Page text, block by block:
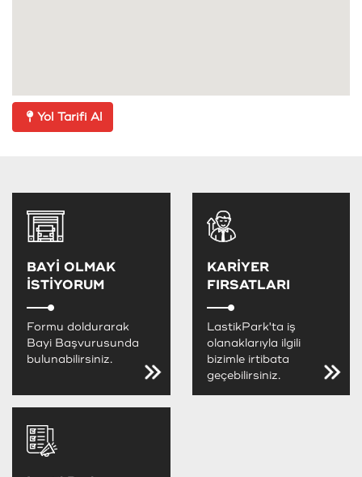
Yol Tarifi Al
BAYİ OLMAK
İSTİYORUM
Formu doldurarak
Bayi Başvurusunda
bulunabilirsiniz.
KARİYER
FIRSATLARI
LastikPark'ta iş
olanaklarıyla ilgili
bizimle irtibata
geçebilirsiniz.